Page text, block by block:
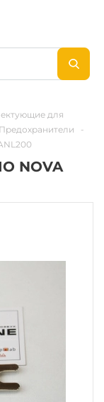
для
Предохранители
-
NOVA